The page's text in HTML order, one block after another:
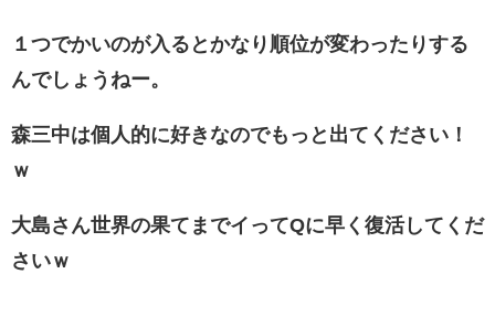
１つでかいのが入るとかなり順位が変わったりする
んでしょうねー。
森三中は個人的に好きなのでもっと出てください！
ｗ
大島さん世界の果てまでイってQに早く復活してくだ
さいｗ